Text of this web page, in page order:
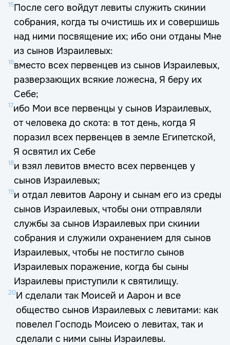
15После сего войдут левиты служить скинии
собрания, когда ты очистишь их и совершишь
над ними посвящение их; ибо они отданы Мне
из сынов Израилевых:
16вместо всех первенцев из сынов Израилевых,
разверзающих всякие ложесна, Я беру их
Себе;
17ибо Мои все первенцы у сынов Израилевых,
от человека до скота: в тот день, когда Я
поразил всех первенцев в земле Египетской,
Я освятил их Себе
18и взял левитов вместо всех первенцев у
сынов Израилевых;
19и отдал левитов Аарону и сынам его из среды
сынов Израилевых, чтобы они отправляли
службы за сынов Израилевых при скинии
собрания и служили охранением для сынов
Израилевых, чтобы не постигло сынов
Израилевых поражение, когда бы сыны
Израилевы приступили к святилищу.
20И сделали так Моисей и Аарон и все
общество сынов Израилевых с левитами: как
повелел Господь Моисею о левитах, так и
сделали с ними сыны Израилевы.